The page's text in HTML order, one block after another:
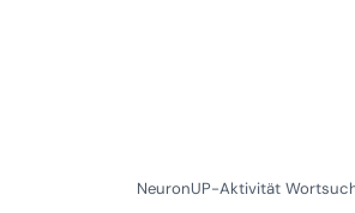
NeuronUP-Aktivität